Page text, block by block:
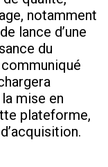
notamment
lance d’une
du
mise en
plateforme,